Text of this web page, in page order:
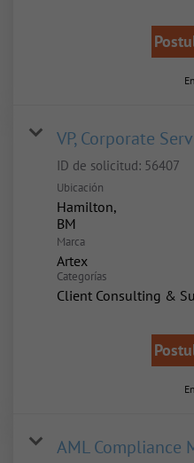
VP, Corporate
ID de solicitud: 56407
Ubicación
Hamilton,
Marca
Artex
Categorías
Client Consulting &
AML Compliance